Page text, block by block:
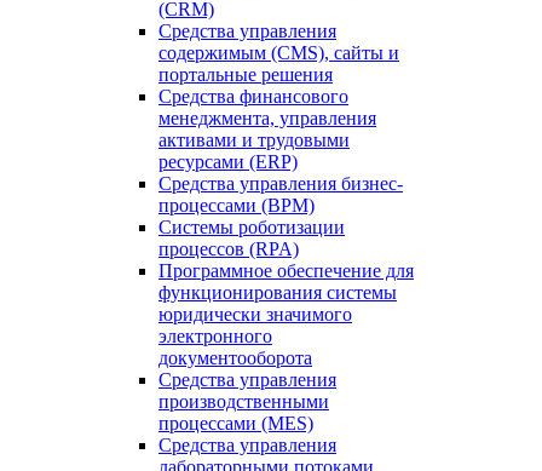
(CRM)
Средства управления
содержимым (CMS), сайты и
портальные решения
Средства финансового
менеджмента, управления
активами и трудовыми
ресурсами (ERP)
Средства управления бизнес-
процессами (BPM)
Системы роботизации
процессов (RPA)
Программное обеспечение для
функционирования системы
юридически значимого
электронного
документооборота
Средства управления
производственными
процессами (MES)
Средства управления
лабораторными потоками